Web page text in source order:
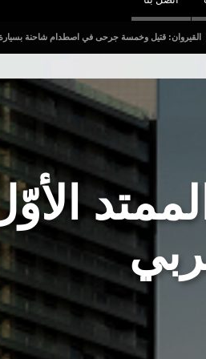
جرحى في اصطدام شاحنة بسيارة الجلسة